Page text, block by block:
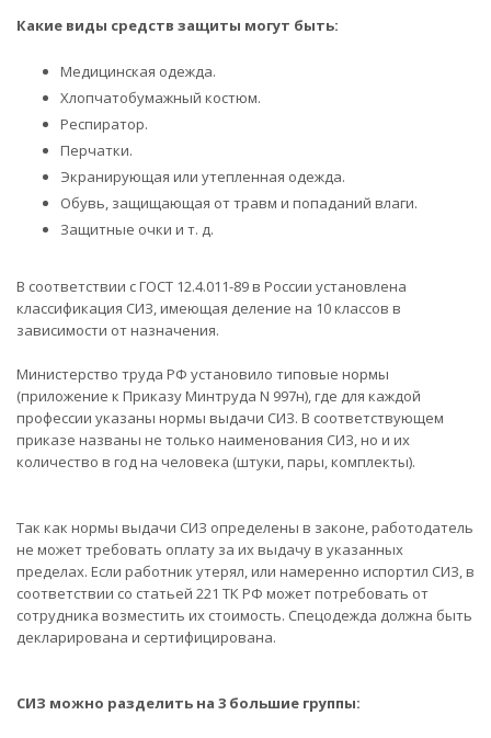
Какие виды средств защиты могут быть:
Медицинская одежда.
Хлопчатобумажный костюм.
Респиратор.
Перчатки.
Экранирующая или утепленная одежда.
Обувь, защищающая от травм и попаданий влаги.
Защитные очки и т. д.
В соответствии с ГОСТ 12.4.011-89 в России установлена
классификация СИЗ, имеющая деление на 10 классов в
зависимости от назначения.
Министерство труда РФ установило типовые нормы
(приложение к Приказу Минтруда N 997н), где для каждой
профессии указаны нормы выдачи СИЗ. В соответствующем
приказе названы не только наименования СИЗ, но и их
количество в год на человека (штуки, пары, комплекты).
Так как нормы выдачи СИЗ определены в законе, работодатель
не может требовать оплату за их выдачу в указанных
пределах. Если работник утерял, или намеренно испортил СИЗ, в
соответствии со статьей 221 ТК РФ может потребовать от
сотрудника возместить их стоимость. Спецодежда должна быть
декларирована и сертифицирована.
СИЗ можно разделить на 3 большие группы: